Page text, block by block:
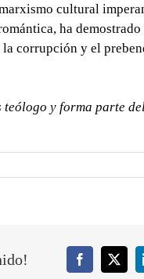
cultural
ha
corrupción y el
teólogo y forma parte
Facebook